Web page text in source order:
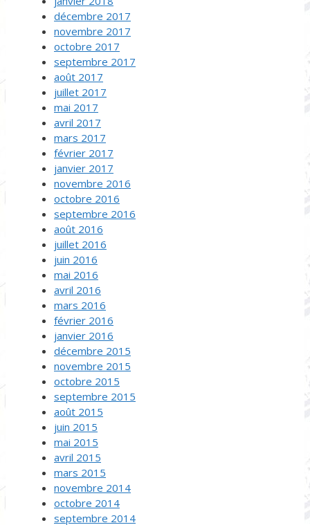
décembre 2017
novembre 2017
octobre 2017
septembre 2017
août 2017
juillet 2017
mai 2017
avril 2017
mars 2017
février 2017
janvier 2017
novembre 2016
octobre 2016
septembre 2016
août 2016
juillet 2016
juin 2016
mai 2016
avril 2016
mars 2016
février 2016
janvier 2016
décembre 2015
novembre 2015
octobre 2015
septembre 2015
août 2015
juin 2015
mai 2015
avril 2015
mars 2015
novembre 2014
octobre 2014
septembre 2014